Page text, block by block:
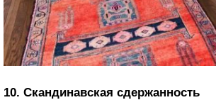
10. Скандинавская сдержанность